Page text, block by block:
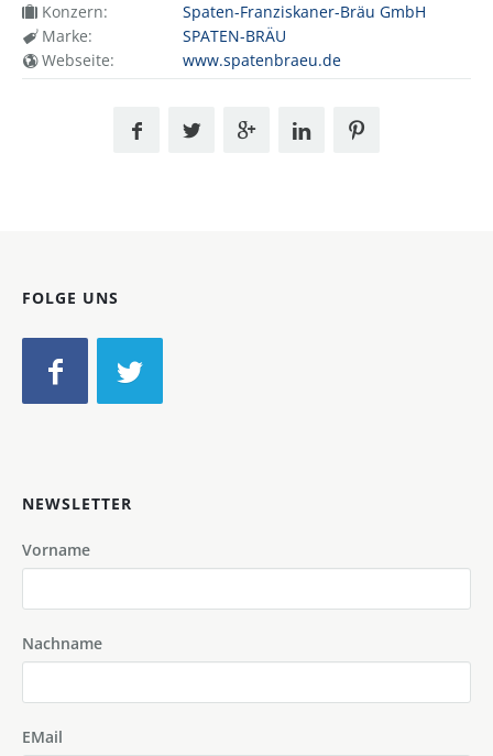
Konzern:
Spaten-Franziskaner-Bräu GmbH
Marke:
SPATEN-BRÄU
Webseite:
www.spatenbraeu.de
FOLGE UNS
NEWSLETTER
Vorname
Nachname
EMail